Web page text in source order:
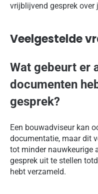
vrijblijvend gesprek over
Veelgestelde
Wat gebeurt er
documenten
gesprek?
Een bouwadviseur kan
documentatie, maar dit
tot minder nauwkeurige
gesprek uit te stellen
hebt verzameld.